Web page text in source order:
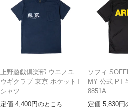
上野遊戯倶楽部 ウエノユ
ウギクラブ 東京 ポケットT
シャツ
定価 4,400 のところ
ソフィ
MY 公式 PT
8851A
定価 5,830